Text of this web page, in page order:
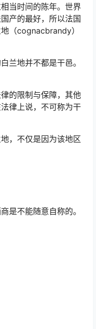
当时间的陈年。世界
产的最好，所以法国
（cognacbrandy）
兰地并不都是干邑。
的限制与保障，其他
律上说，不可称为干
，不仅是因为该地区
是不能随意自称的。